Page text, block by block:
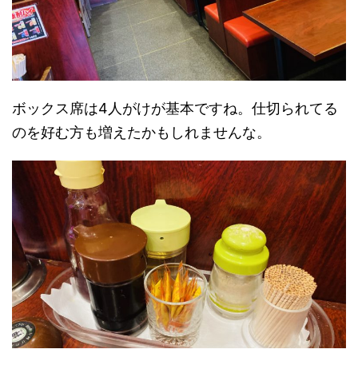
ボックス席は4人がけが基本ですね。仕切られてる
のを好む方も増えたかもしれませんな。